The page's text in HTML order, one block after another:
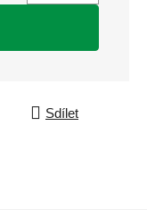
Sdílet